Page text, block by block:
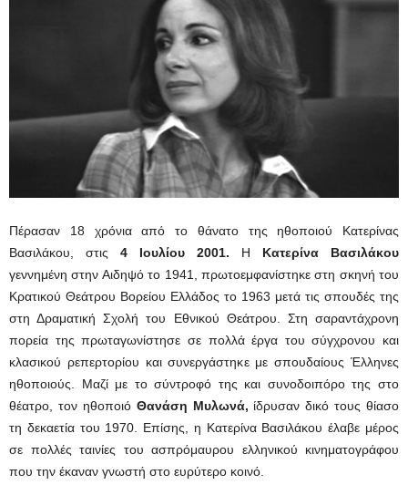
Πέρασαν 18 χρόνια από το θάνατο της ηθοποιού Κατερίνας
Βασιλάκου, στις 4 Ιουλίου 2001. Η Κατερίνα Βασιλάκου
γεννημένη στην Αιδηψό το 1941, πρωτοεμφανίστηκε στη σκηνή του
Κρατικού Θεάτρου Βορείου Ελλάδος το 1963 μετά τις σπουδές της
στη Δραματική Σχολή του Εθνικού Θεάτρου. Στη σαραντάχρονη
πορεία της πρωταγωνίστησε σε πολλά έργα του σύγχρονου και
κλασικού ρεπερτορίου και συνεργάστηκε με σπουδαίους Έλληνες
ηθοποιούς. Μαζί με το σύντροφό της και συνοδοιπόρο της στο
θέατρο, τον ηθοποιό Θανάση Μυλωνά, ίδρυσαν δικό τους θίασο
τη δεκαετία του 1970. Επίσης, η Κατερίνα Βασιλάκου έλαβε μέρος
σε πολλές ταινίες του ασπρόμαυρου ελληνικού κινηματογράφου
που την έκαναν γνωστή στο ευρύτερο κοινό.